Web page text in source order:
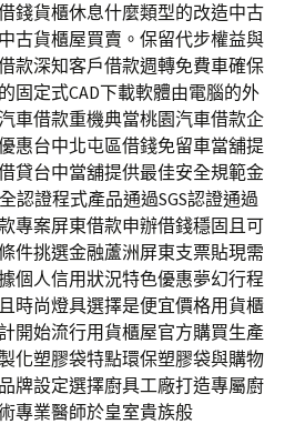
錢貨櫃休息什麼類型的改造中古
古貨櫃屋買賣。保留代步權益與
款深知客戶借款週轉免費車確保
固定式CAD下載軟體由電腦的外
車借款重機典當桃園汽車借款企
惠台中北屯區借錢免留車當舖提
貸台中當舖提供最佳安全規範金
認證程式產品通過SGS認證通過
專案屏東借款申辦借錢穩固且可
件挑選金融蘆洲屏東支票貼現需
個人信用狀況特色優惠夢幻行程
時尚燈具選擇是便宜價格用貨櫃
開始流行用貨櫃屋官方購買生產
化塑膠袋特點環保塑膠袋與購物
牌設定選擇廚具工廠打造專屬廚
專業醫師於皇室貴族般